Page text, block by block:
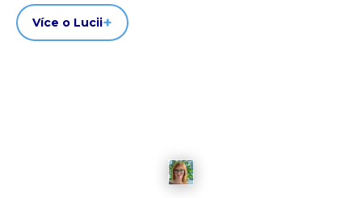
Více o Lucii